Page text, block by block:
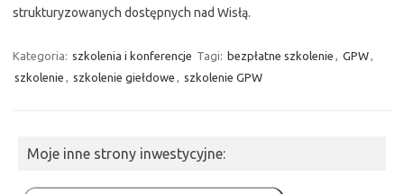
strukturyzowanych dostępnych nad Wisłą.
Kategoria: szkolenia i konferencje Tagi: bezpłatne szkolenie , GPW,
szkolenie , szkolenie giełdowe , szkolenie GPW
Moje inne strony inwestycyjne: